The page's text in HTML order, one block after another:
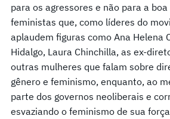
para os agressores e não para a
feministas que, como líderes do
aplaudem figuras como Ana Helena
Hidalgo, Laura Chinchilla, as ex-
outras mulheres que falam sobre
gênero e feminismo, enquanto, ao
parte dos governos neoliberais e
esvaziando o feminismo de sua